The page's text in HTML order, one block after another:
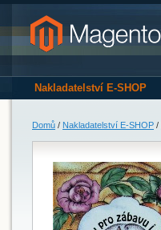
Nakladatelství E-SHOP
Domů / Nakladatelství E-SHOP /